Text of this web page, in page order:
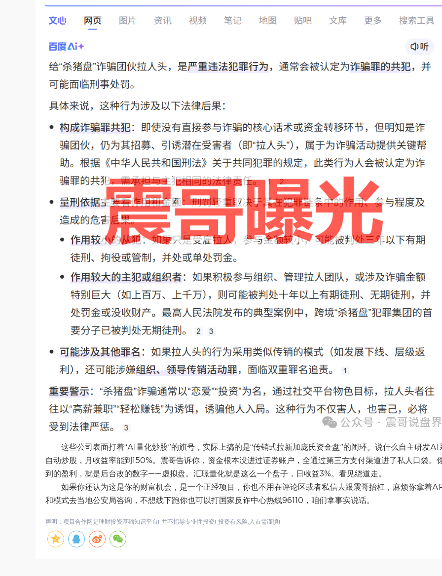
这些公司表面打着“AI量化炒股”的旗号，实际上搞的是“传销式拉新加庞氏资金盘”的闭环。说什么自主研发AI
自动炒股，月收益率能到150%。震哥告诉你，资金根本没进过证券账户，全通过第三方支付渠道进了私人口袋。
到的盈利，就是后台改的数字——虚拟盘。汇璟量化就是这么一个盘子，日收益3%。看见绕道走。
如果你还认为这是你的财富机会，是一个正经项目，你也不用在评论区或者私信去跟震哥抬杠，麻烦你拿着
和模式去当地公安局咨询，不想线下跑你也可以打国家反诈中心热线96110，咱们拿事实说话。
声明：项目合作网是理财投资基础知识平台! 并不指导专业性投资! 投资有风险,入市需谨慎!